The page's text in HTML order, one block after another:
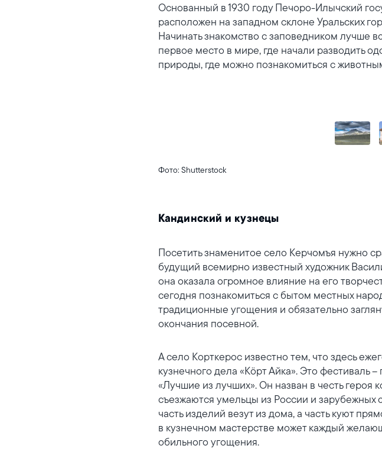
Основанный в 1930 году Печоро-Илычский
расположен на западном склоне Уральских
Начинать знакомство с заповедником лучше
первое место в мире, где начали разводить
природы, где можно познакомиться с
Фото: Shutterstock
Кандинский и кузнецы
Посетить знаменитое село Керчомъя нужно
будущий всемирно известный художник
она оказала огромное влияние на его
сегодня познакомиться с бытом местных
традиционные угощения и обязательно
окончания посевной.
А село Корткерос известно тем, что здесь
кузнечного дела «Кöрт Айка». Это фестиваль
«Лучшие из лучших». Он назван в честь
съезжаются умельцы из России и зарубежных
часть изделий везут из дома, а часть куют
в кузнечном мастерстве может каждый
обильного угощения.